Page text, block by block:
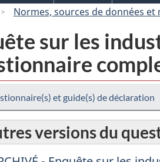
Normes, sources de données et
sur les
et guide(s) de déclaration
versions du